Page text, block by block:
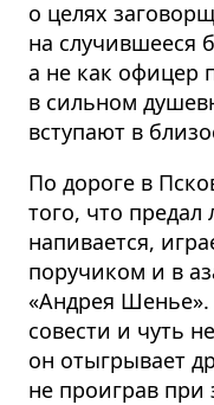
о целях
на случившееся
а не как офицер
в сильном
вступают в
По дороге в
того, что
напивается,
поручиком и в
«Андрея
совести и чуть
он отыгрывает
не проиграв при